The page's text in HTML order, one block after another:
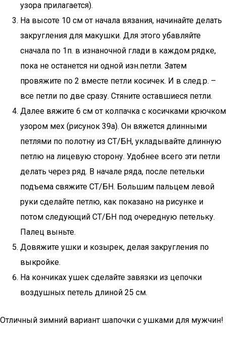
узора прилагается).
На высоте 10 см от начала вязания, начинайте делать
закругления для макушки. Для этого убавляйте
сначала по 1п. в изнаночной глади в каждом рядке,
пока не останется ни одной изн.петли. Затем
провяжите по 2 вместе петли косичек. И в след.р. –
все петли по две сразу. Стяните оставшиеся петли.
Далее вяжите 6 см от колпачка с косичками крючком
узором мех (рисунок 39а). Он вяжется длинными
петлями по полотну из СТ/БН, укладывайте длинную
петлю на лицевую сторону. Удобнее всего эти петли
делать через ряд. В начале ряда, после петельки
подъема свяжите СТ/БН. Большим пальцем левой
руки сделайте петлю, как показано на рисунке и
потом следующий СТ/БН под очередную петельку.
Палец выньте.
Довяжите ушки и козырек, делая закругления по
выкройке.
На кончиках ушек сделайте завязки из цепочки
воздушных петель длиной 25 см.
Отличный зимний вариант шапочки с ушками для мужчин!